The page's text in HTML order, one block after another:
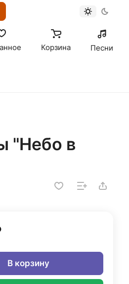
Корзина Песни
"Небо в
В корзину